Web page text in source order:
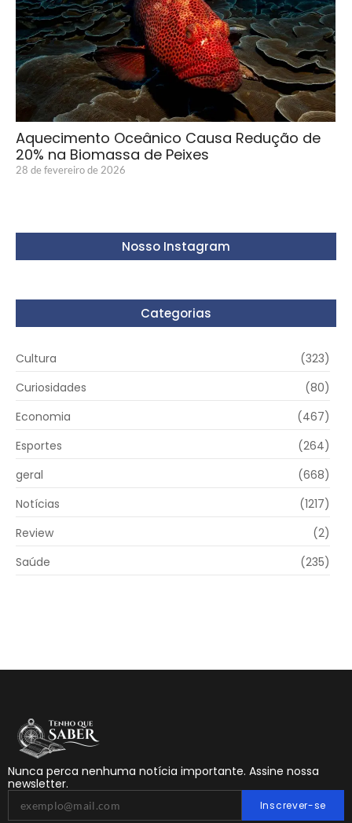
Aquecimento Oceânico Causa Redução de
20% na Biomassa de Peixes
28 de fevereiro de 2026
Nosso Instagram
Categorias
Cultura
(323)
Curiosidades
(80)
Economia
(467)
Esportes
(264)
geral
(668)
Notícias
(1217)
Review
(2)
Saúde
(235)
Nunca perca nenhuma notícia importante. Assine nossa
newsletter.
Inscrever-se